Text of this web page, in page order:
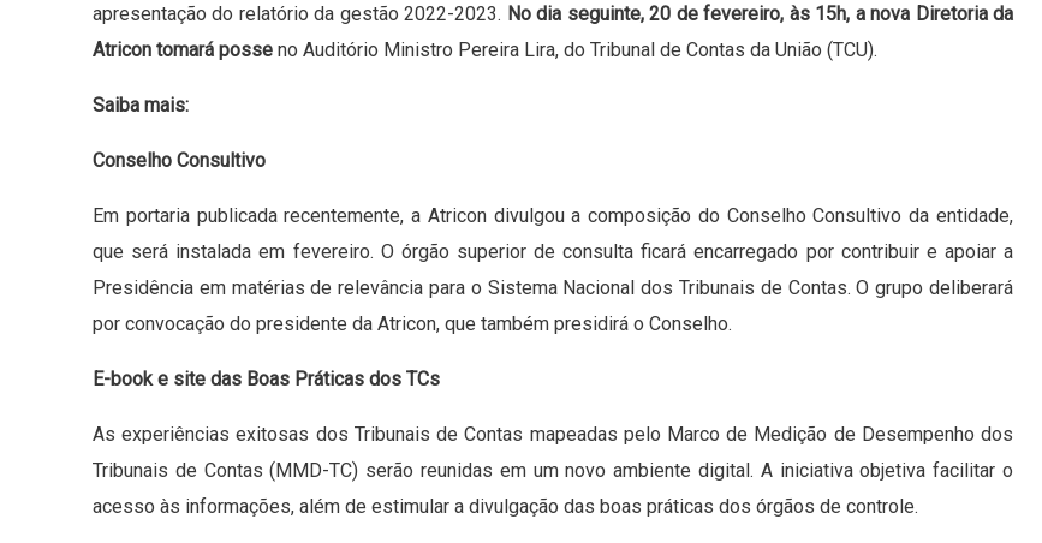
apresentação do relatório da gestão 2022-2023. No dia seguinte, 20 de fevereiro, às 15h, a nova Diretoria da
Atricon tomará posse no Auditório Ministro Pereira Lira, do Tribunal de Contas da União (TCU).
Saiba mais:
Conselho Consultivo
Em portaria publicada recentemente, a Atricon divulgou a composição do Conselho Consultivo da entidade,
que será instalada em fevereiro. O órgão superior de consulta ficará encarregado por contribuir e apoiar a
Presidência em matérias de relevância para o Sistema Nacional dos Tribunais de Contas. O grupo deliberará
por convocação do presidente da Atricon, que também presidirá o Conselho.
E-book e site das Boas Práticas dos TCs
As experiências exitosas dos Tribunais de Contas mapeadas pelo Marco de Medição de Desempenho dos
Tribunais de Contas (MMD-TC) serão reunidas em um novo ambiente digital. A iniciativa objetiva facilitar o
acesso às informações, além de estimular a divulgação das boas práticas dos órgãos de controle.